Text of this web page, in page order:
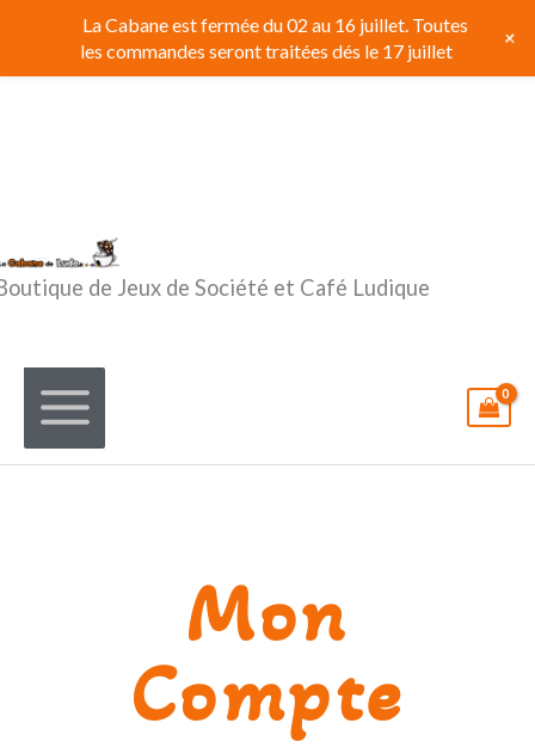
contenu
de Jeux de Société et Café Ludique
Mon
Compte
La Cabane est fermée du 02 au 16 juillet. Toutes
les commandes seront traitées dés le 17 juillet
+